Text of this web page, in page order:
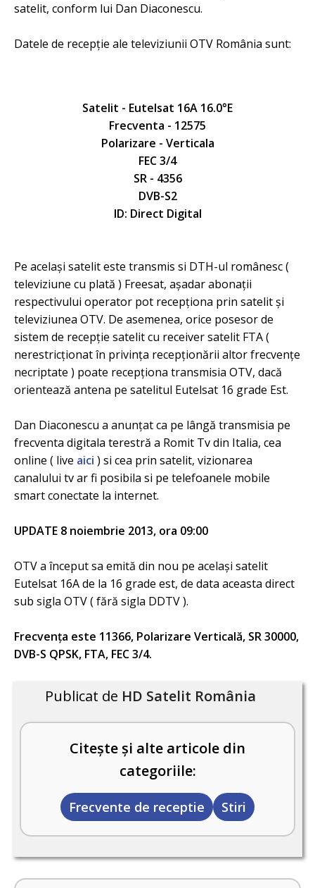
satelit, conform lui Dan Diaconescu.
Datele de recepție ale televiziunii OTV România sunt:
Satelit - Eutelsat 16A 16.0°E
Frecventa - 12575
Polarizare - Verticala
FEC 3/4
SR - 4356
DVB-S2
ID: Direct Digital
Pe același satelit este transmis si DTH-ul românesc (
televiziune cu plată ) Freesat, așadar abonații
respectivului operator pot recepționa prin satelit și
televiziunea OTV. De asemenea, orice posesor de
sistem de recepție satelit cu receiver satelit FTA (
nerestricționat în privința recepționării altor frecvențe
necriptate ) poate recepționa transmisia OTV, dacă
orientează antena pe satelitul Eutelsat 16 grade Est.
Dan Diaconescu a anunțat ca pe lângă transmisia pe
frecventa digitala terestră a Romit Tv din Italia, cea
online ( live aici ) si cea prin satelit, vizionarea
canalului tv ar fi posibila si pe telefoanele mobile
smart conectate la internet.
UPDATE 8 noiembrie 2013, ora 09:00
OTV a început sa emită din nou pe același satelit
Eutelsat 16A de la 16 grade est, de data aceasta direct
sub sigla OTV ( fără sigla DDTV ).
Frecvența este 11366, Polarizare Verticală, SR 30000,
DVB-S QPSK, FTA, FEC 3/4.
Publicat de HD Satelit România
Citește și alte articole din
categoriile:
Frecvente de receptie Stiri